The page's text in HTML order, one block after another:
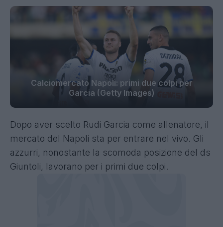
Calciomercato Napoli: primi due colpi per
Garcia (Getty Images)
Dopo aver scelto Rudi Garcia come allenatore, il
mercato del Napoli sta per entrare nel vivo. Gli
azzurri, nonostante la scomoda posizione del ds
Giuntoli, lavorano per i primi due colpi.